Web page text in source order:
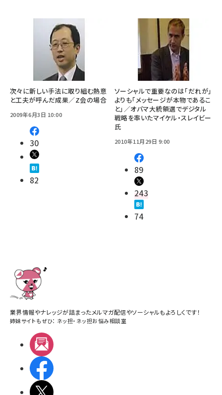
次々に新しい手法に取り組む熱意
と工夫が呼んだ成果／Z会の場合
2009年6月3日 10:00
30
82
ソーシャルで重要なのは「だれが」
よりも「メッセージが本物であるこ
と」／オバマ大統領選でデジタル
戦略を率いたマイケル・スレイビー
氏
2010年11月29日 9:00
89
243
74
業界情報やナレッジが詰まったメルマガ配信やソーシャルもよろしくです！
姉妹サイトもぜひ： ネッ担・ ネッ担お悩み相談室